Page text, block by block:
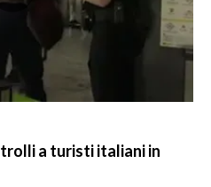
a turisti italiani in